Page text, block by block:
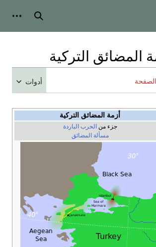
بحث
المحتويات
المضائق التركية
أدوات
أزمة المضائق التركية
جزء من الحرب الباردة
مسألة المضائق